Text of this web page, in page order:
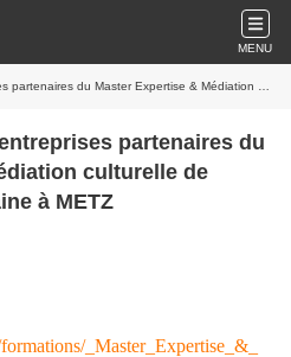
MENU
Expertise & Médiation culturelle de l'Université Paul Verlaine à METZ
partenaires du
culturelle de
à METZ
_Master_Expertise_&_